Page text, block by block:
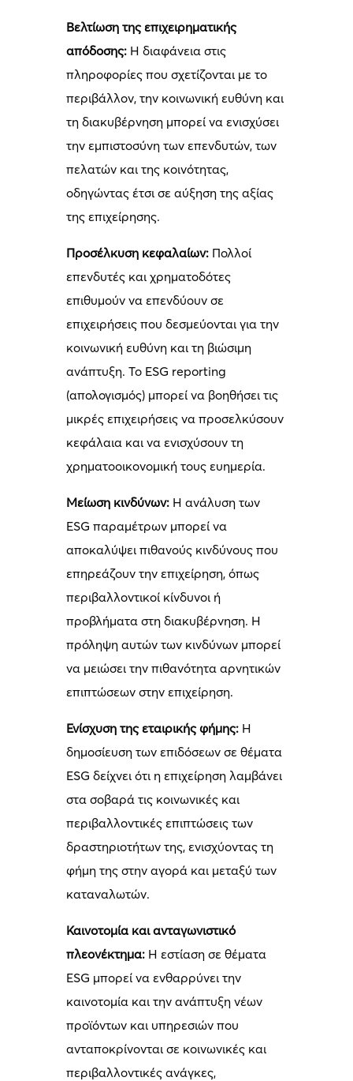
Βελτίωση της επιχειρηματικής
απόδοσης: Η διαφάνεια στις
πληροφορίες που σχετίζονται με το
περιβάλλον, την κοινωνική ευθύνη και
τη διακυβέρνηση μπορεί να ενισχύσει
την εμπιστοσύνη των επενδυτών, των
πελατών και της κοινότητας,
οδηγώντας έτσι σε αύξηση της αξίας
της επιχείρησης.
Προσέλκυση κεφαλαίων: Πολλοί
επενδυτές και χρηματοδότες
επιθυμούν να επενδύουν σε
επιχειρήσεις που δεσμεύονται για την
κοινωνική ευθύνη και τη βιώσιμη
ανάπτυξη. Το ESG reporting
(απολογισμός) μπορεί να βοηθήσει τις
μικρές επιχειρήσεις να προσελκύσουν
κεφάλαια και να ενισχύσουν τη
χρηματοοικονομική τους ευημερία.
Μείωση κινδύνων: Η ανάλυση των
ESG παραμέτρων μπορεί να
αποκαλύψει πιθανούς κινδύνους που
επηρεάζουν την επιχείρηση, όπως
περιβαλλοντικοί κίνδυνοι ή
προβλήματα στη διακυβέρνηση. Η
πρόληψη αυτών των κινδύνων μπορεί
να μειώσει την πιθανότητα αρνητικών
επιπτώσεων στην επιχείρηση.
Ενίσχυση της εταιρικής φήμης: Η
δημοσίευση των επιδόσεων σε θέματα
ESG δείχνει ότι η επιχείρηση λαμβάνει
στα σοβαρά τις κοινωνικές και
περιβαλλοντικές επιπτώσεις των
δραστηριοτήτων της, ενισχύοντας τη
φήμη της στην αγορά και μεταξύ των
καταναλωτών.
Καινοτομία και ανταγωνιστικό
πλεονέκτημα: Η εστίαση σε θέματα
ESG μπορεί να ενθαρρύνει την
καινοτομία και την ανάπτυξη νέων
προϊόντων και υπηρεσιών που
ανταποκρίνονται σε κοινωνικές και
περιβαλλοντικές ανάγκες,